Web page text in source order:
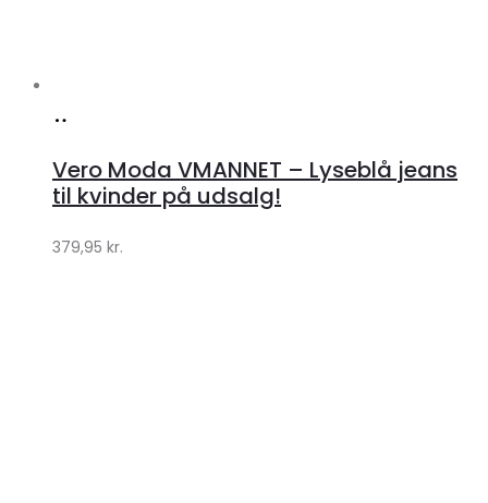
Klædeskabet.dk
Vero Moda VMANNET – Lyseblå jeans
til kvinder på udsalg!
379,95 kr.